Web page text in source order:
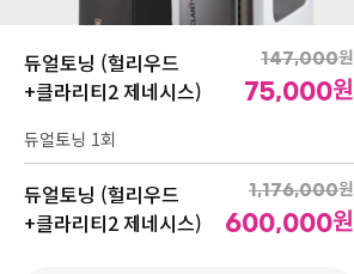
듀얼토닝 (헐리우드
+클라리티2 제네시스)
147,000원
75,000원
듀얼토닝 1회
듀얼토닝 (헐리우드
+클라리티2 제네시스)
1,176,000원
600,000원